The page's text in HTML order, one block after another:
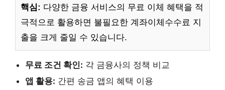
핵심: 다양한 금융 서비스의 무료 이체 혜택을 적
극적으로 활용하면 불필요한 계좌이체수수료 지
출을 크게 줄일 수 있습니다.
무료 조건 확인: 각 금융사의 정책 비교
앱 활용: 간편 송금 앱의 혜택 이용